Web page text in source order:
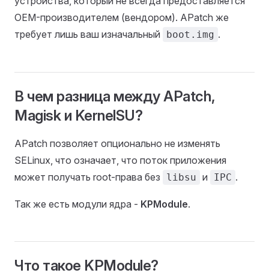
OEM-производителем (вендором). APatch же
требует лишь ваш изначальный
boot.img .
В чем разница между APatch,
Magisk и KernelSU?
APatch позволяет опционально не изменять
SELinux, что означает, что поток приложения
может получать root-права без
libsu и IPC .
Так же есть модули ядра - KPModule.
Что такое KPModule?